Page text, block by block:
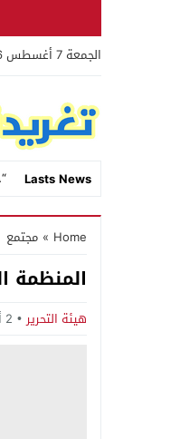
الجمعة 7 أغسطس 2026 - 14:09 مساءً
Lasts News
“جيل
Home
» مجتمع
المنظمة
هيئة التحرير 2 أغسطس 2024